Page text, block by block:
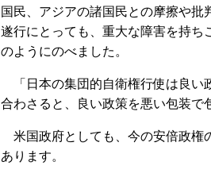
国民、アジアの諸国民との摩擦や
遂行にとっても、重大な障害を持ち
のようにのべました。
「日本の集団的自衛権行使は良い
合わさると、良い政策を悪い包装で
米国政府としても、今の安倍政権
あります。